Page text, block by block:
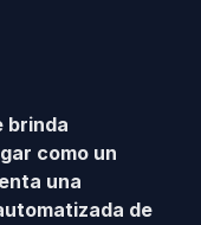
brinda
como un
una
de